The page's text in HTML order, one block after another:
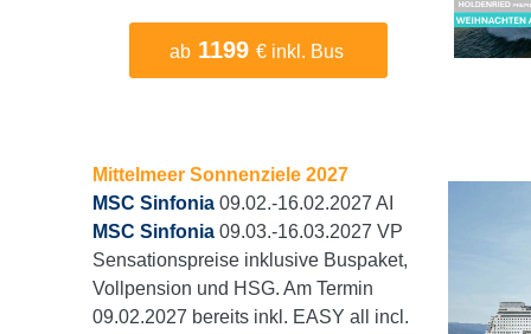
ab1199 € inkl. Bus
Mittelmeer Sonnenziele 2027
MSC Sinfonia 09.02.-16.02.2027 AI
MSC Sinfonia 09.03.-16.03.2027 VP
Sensationspreise inklusive Buspaket,
Vollpension und HSG. Am Termin
09.02.2027 bereits inkl. EASY all incl.